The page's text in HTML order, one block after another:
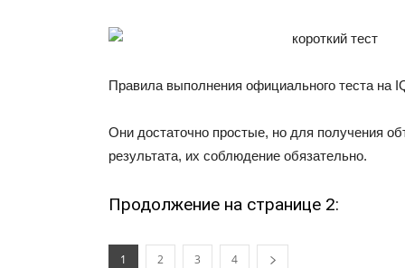
Правила выполнения официального теста на
Они достаточно простые, но для получения
результата, их соблюдение обязательно.
Продолжение на странице 2:
1 2 3 4